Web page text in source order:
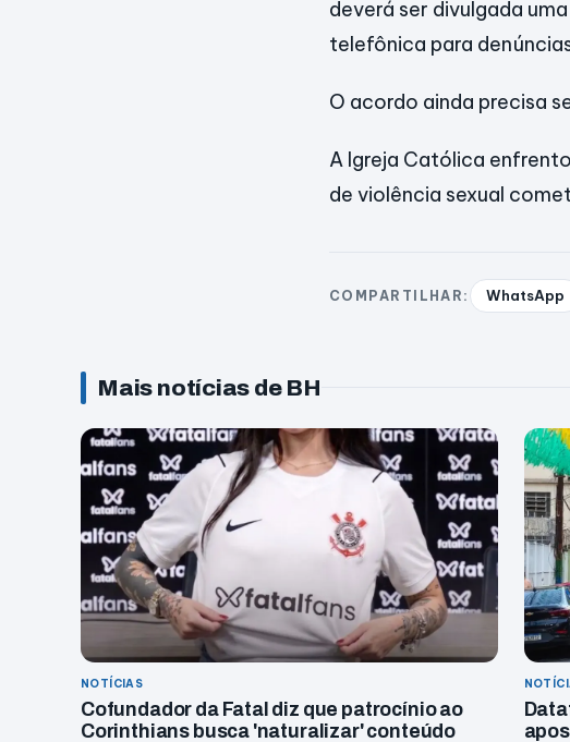
deverá ser divulgada
telefônica para
O acordo ainda precisa
A Igreja Católica
de violência sexual
COMPARTILHAR: WhatsApp
Mais notícias de BH
NOTÍCIAS
Cofundador da Fatal diz que patrocínio ao
Corinthians busca 'naturalizar' conteúdo